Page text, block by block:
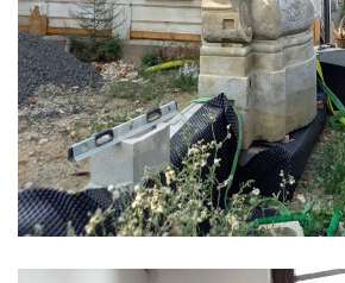
Socha Marse na nádvoří zámku v
Duchcově
Socha svatého Václava u kostela
Zvěstování Panny Marie v Duchcově
Socha svatého Prokopa u kostela
Zvěstování Panny Marie v Duchcově
Socha Hoch vytahující si trn z paty v